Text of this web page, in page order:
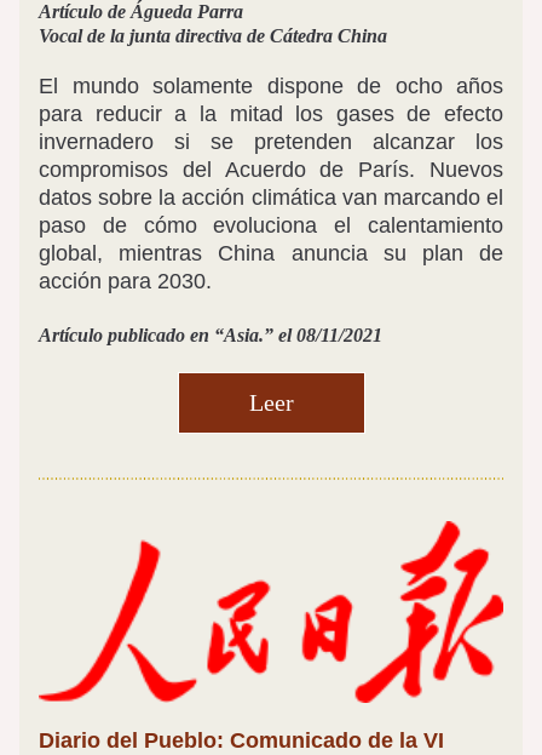
Artículo de Águeda Parra
Vocal de la junta directiva de Cátedra China
El mundo solamente dispone de ocho años
para reducir a la mitad los gases de efecto
invernadero si se pretenden alcanzar los
compromisos del Acuerdo de París. Nuevos
datos sobre la acción climática van marcando el
paso de cómo evoluciona el calentamiento
global, mientras China anuncia su plan de
acción para 2030.
Artículo publicado en “Asia.” el 08/11/2021
Leer
Diario del Pueblo: Comunicado de la VI